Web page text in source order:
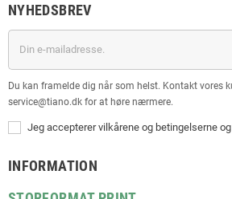
NYHEDSBREV
Du kan framelde dig når som helst. Kontakt vores
service@tiano.dk for at høre nærmere.
Jeg accepterer vilkårene og betingelserne
INFORMATION